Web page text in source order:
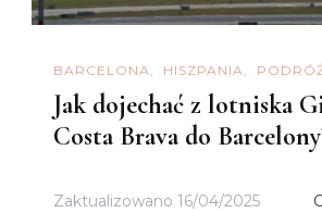
BARCELONA HISZPANIA
Jak dojechać z lotniska
Costa Brava do
Zaktualizowano 16/04/2025